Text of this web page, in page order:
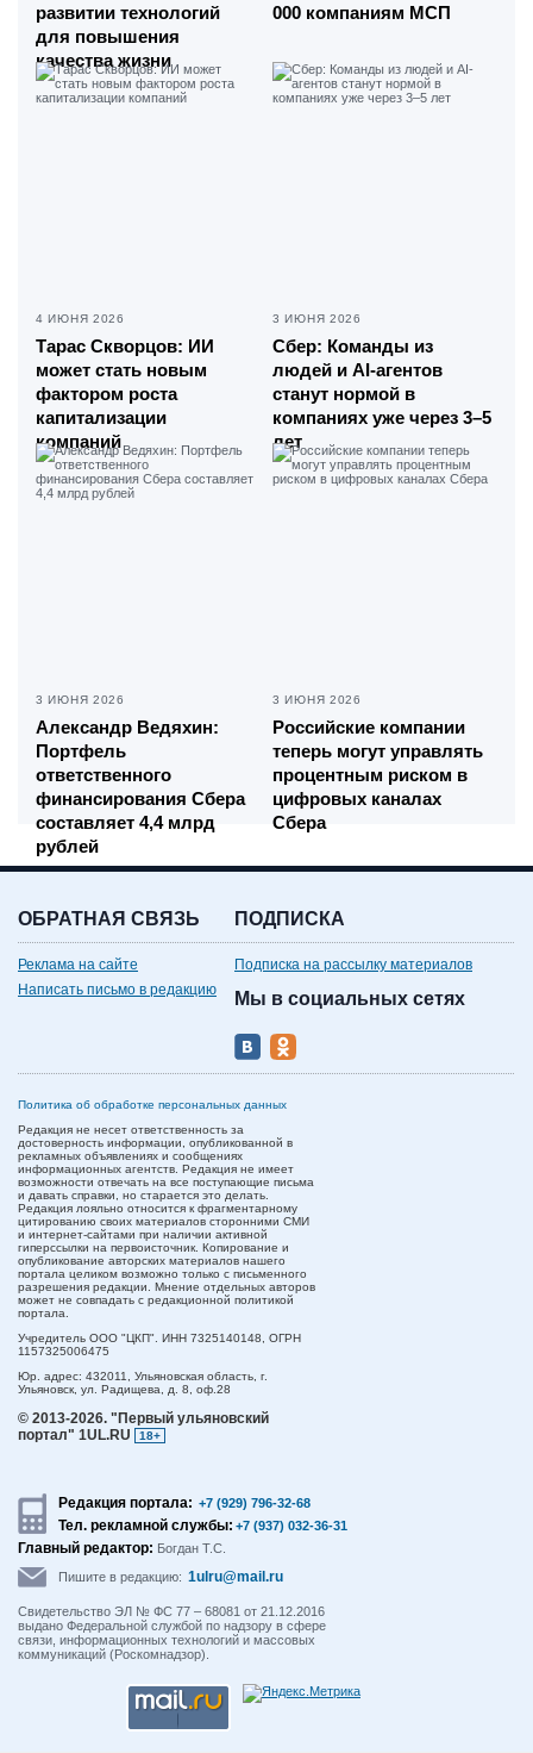
развитии технологий
для повышения
качества жизни
000 компаниям МСП
4 ИЮНЯ 2026
Тарас Скворцов: ИИ
может стать новым
фактором роста
капитализации
компаний
3 ИЮНЯ 2026
Сбер: Команды из
людей и AI-агентов
станут нормой в
компаниях уже через 3–5
лет
3 ИЮНЯ 2026
Александр Ведяхин:
Портфель
ответственного
финансирования Сбера
составляет 4,4 млрд
рублей
3 ИЮНЯ 2026
Российские компании
теперь могут управлять
процентным риском в
цифровых каналах
Сбера
ОБРАТНАЯ СВЯЗЬ
Реклама на сайте
Написать письмо в редакцию
ПОДПИСКА
Подписка на рассылку материалов
Мы в социальных сетях
Политика об обработке персональных данных
Редакция не несет ответственность за
достоверность информации, опубликованной в
рекламных объявлениях и сообщениях
информационных агентств. Редакция не имеет
возможности отвечать на все поступающие письма
и давать справки, но старается это делать.
Редакция лояльно относится к фрагментарному
цитированию своих материалов сторонними СМИ
и интернет-сайтами при наличии активной
гиперссылки на первоисточник. Копирование и
опубликование авторских материалов нашего
портала целиком возможно только с письменного
разрешения редакции. Мнение отдельных авторов
может не совпадать с редакционной политикой
портала.
Учредитель ООО "ЦКП". ИНН 7325140148, ОГРН
1157325006475
Юр. адрес: 432011, Ульяновская область, г.
Ульяновск, ул. Радищева, д. 8, оф.28
© 2013-2026. "Первый ульяновский
портал" 1UL.RU
18+
Редакция портала: +7 (929) 796-32-68
Тел. рекламной службы: +7 (937) 032-36-31
Главный редактор: Богдан Т.С.
Пишите в редакцию: 1ulru@mail.ru
Свидетельство ЭЛ № ФС 77 – 68081 от 21.12.2016
выдано Федеральной службой по надзору в сфере
связи, информационных технологий и массовых
коммуникаций (Роскомнадзор).